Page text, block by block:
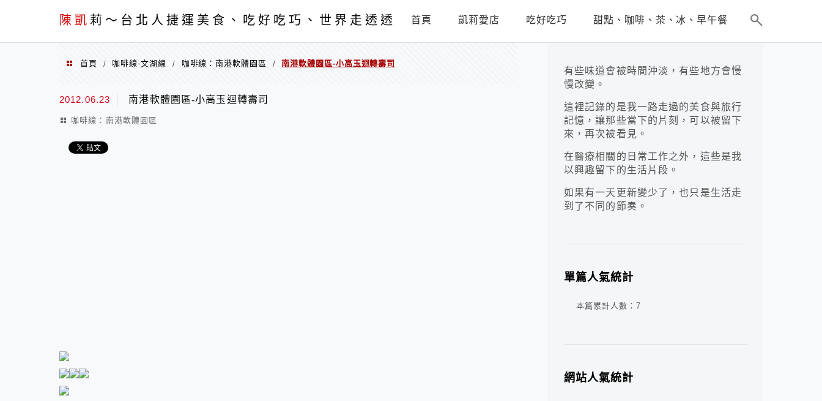
陳凱 莉～台北人捷運美食、吃好吃巧、世界走透透
menu
首頁 凱莉愛店 吃好吃巧 甜點、咖啡、茶、冰、早午餐
首頁 / 咖啡線-文湖線 / 咖啡線：南港軟體園區 / 南港軟體園區-小高玉迴轉壽司
2012.06.23 南港軟體園區-小高玉迴轉壽司
咖啡線：南港軟體園區
有些味道會被時間沖淡，有些地方會慢
慢改變。
這裡記錄的是我一路走過的美食與旅行
記憶，讓那些當下的片刻，可以被留下
來，再次被看見。
在醫療相關的日常工作之外，這些是我
以興趣留下的生活片段。
如果有一天更新變少了，也只是生活走
到了不同的節奏。
單篇人氣統計
本篇累計人數： 7
網站人氣統計